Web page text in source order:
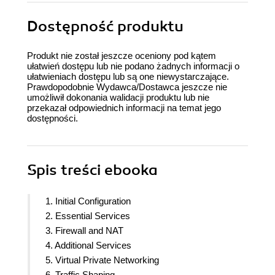
Dostępność produktu
Produkt nie został jeszcze oceniony pod kątem
ułatwień dostępu lub nie podano żadnych informacji o
ułatwieniach dostępu lub są one niewystarczające.
Prawdopodobnie Wydawca/Dostawca jeszcze nie
umożliwił dokonania walidacji produktu lub nie
przekazał odpowiednich informacji na temat jego
dostępności.
Spis treści ebooka
1. Initial Configuration
2. Essential Services
3. Firewall and NAT
4. Additional Services
5. Virtual Private Networking